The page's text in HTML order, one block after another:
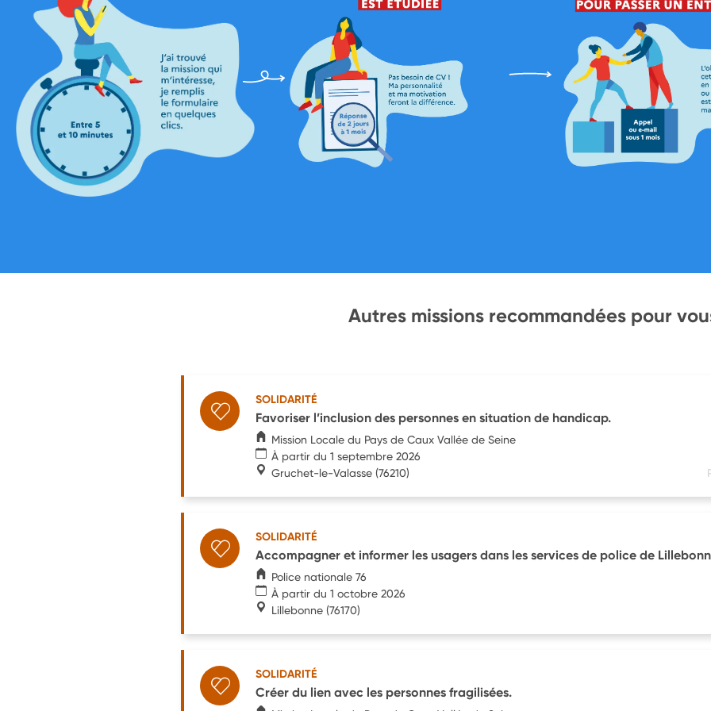
Autres missions recommandées pour
SOLIDARITÉ
Favoriser l’inclusion des personnes en situation de handicap.
Mission Locale du Pays de Caux Vallée de Seine
À partir du 1 septembre 2026
Gruchet-le-Valasse (76210)
SOLIDARITÉ
Accompagner et informer les usagers dans les services de police de
Police nationale 76
À partir du 1 octobre 2026
Lillebonne (76170)
SOLIDARITÉ
Créer du lien avec les personnes fragilisées.